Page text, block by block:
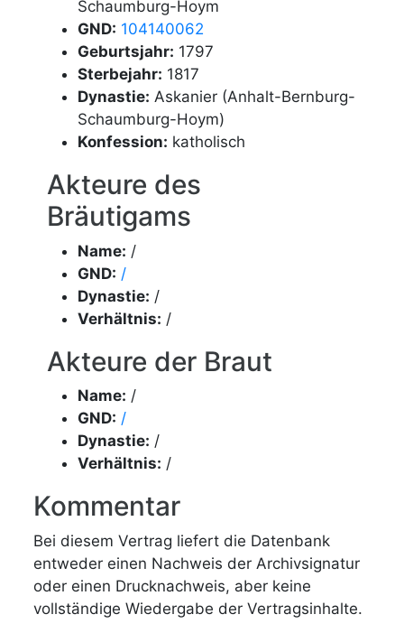
Schaumburg-Hoym
GND: 104140062
Geburtsjahr: 1797
Sterbejahr: 1817
Dynastie: Askanier (Anhalt-Bernburg-
Schaumburg-Hoym)
Konfession: katholisch
Akteure des
Bräutigams
Name: /
GND: /
Dynastie: /
Verhältnis: /
Akteure der Braut
Name: /
GND: /
Dynastie: /
Verhältnis: /
Kommentar
Bei diesem Vertrag liefert die Datenbank
entweder einen Nachweis der Archivsignatur
oder einen Drucknachweis, aber keine
vollständige Wiedergabe der Vertragsinhalte.